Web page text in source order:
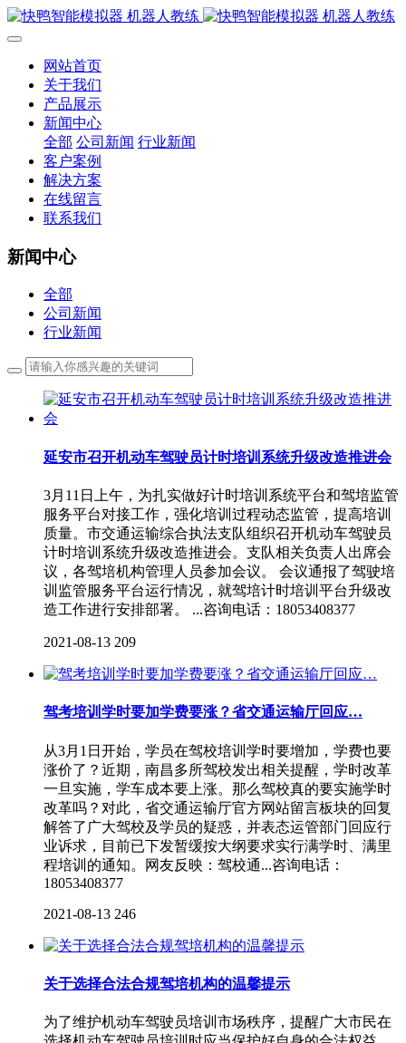
网站首页
关于我们
产品展示
新闻中心
全部 公司新闻 行业新闻
客户案例
解决方案
在线留言
联系我们
新闻中心
全部
公司新闻
行业新闻
延安市召开机动车驾驶员计时培训系统升级改造推进会
3月11日上午，为扎实做好计时培训系统平台和驾培监管
服务平台对接工作，强化培训过程动态监管，提高培训
质量。市交通运输综合执法支队组织召开机动车驾驶员
计时培训系统升级改造推进会。支队相关负责人出席会
议，各驾培机构管理人员参加会议。 会议通报了驾驶培
训监管服务平台运行情况，就驾培计时培训平台升级改
造工作进行安排部署。 ...咨询电话：18053408377
2021-08-13 209
驾考培训学时要加学费要涨？省交通运输厅回应…
从3月1日开始，学员在驾校培训学时要增加，学费也要
涨价了？近期，南昌多所驾校发出相关提醒，学时改革
一旦实施，学车成本要上涨。那么驾校真的要实施学时
改革吗？对此，省交通运输厅官方网站留言板块的回复
解答了广大驾校及学员的疑惑，并表态运管部门回应行
业诉求，目前已下发暂缓按大纲要求实行满学时、满里
程培训的通知。网友反映：驾校通...咨询电话：
18053408377
2021-08-13 246
关于选择合法合规驾培机构的温馨提示
为了维护机动车驾驶员培训市场秩序，提醒广大市民在